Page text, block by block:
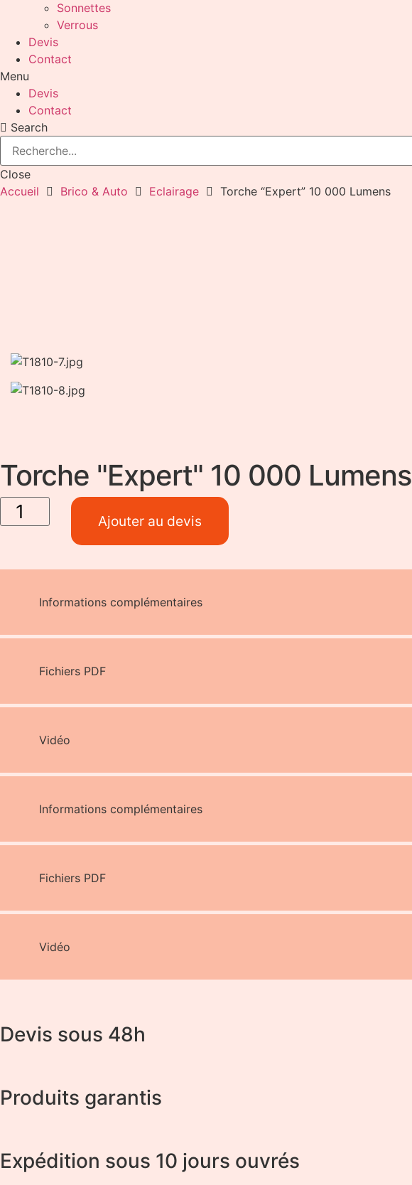
Sonnettes
Verrous
Devis
Contact
Menu
Devis
Contact
Search
Close
Accueil
Brico & Auto Eclairage Torche “Expert” 10 000 Lumens
Torche "Expert" 10 000 Lumens
quantité
Torche
"Expert"
10 000
Ajouter au devis
Informations complémentaires
Fichiers PDF
Vidéo
Informations complémentaires
Fichiers PDF
Vidéo
Devis sous 48h
Produits garantis
Expédition sous 10 jours ouvrés